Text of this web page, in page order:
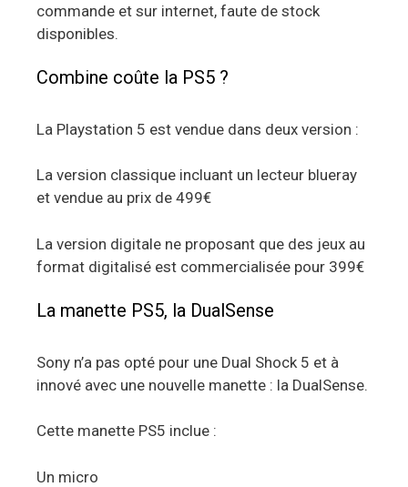
commande et sur internet, faute de stock
disponibles.
Combine coûte la PS5 ?
La Playstation 5 est vendue dans deux version :
La version classique incluant un lecteur blueray
et vendue au prix de 499€
La version digitale ne proposant que des jeux au
format digitalisé est commercialisée pour 399€
La manette PS5, la DualSense
Sony n’a pas opté pour une Dual Shock 5 et à
innové avec une nouvelle manette : la DualSense.
Cette manette PS5 inclue :
Un micro